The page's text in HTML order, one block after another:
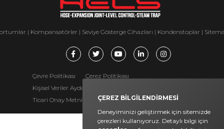
| Kompansatörler | Seviye Gösterge Cihazları | Kondenstoplar |
Çevre Politikası
Çerez Politikası
Kişisel Veriler Aydınlatma Metni
Ticari Onay Metni
Veri Sahibi Başvuru Formu
ÇEREZ BİLGİLENDİRMESİ
Deneyiminizi geliştirmek için sitemizde
çerezleri kullanıyoruz. Detaylı bilgi için